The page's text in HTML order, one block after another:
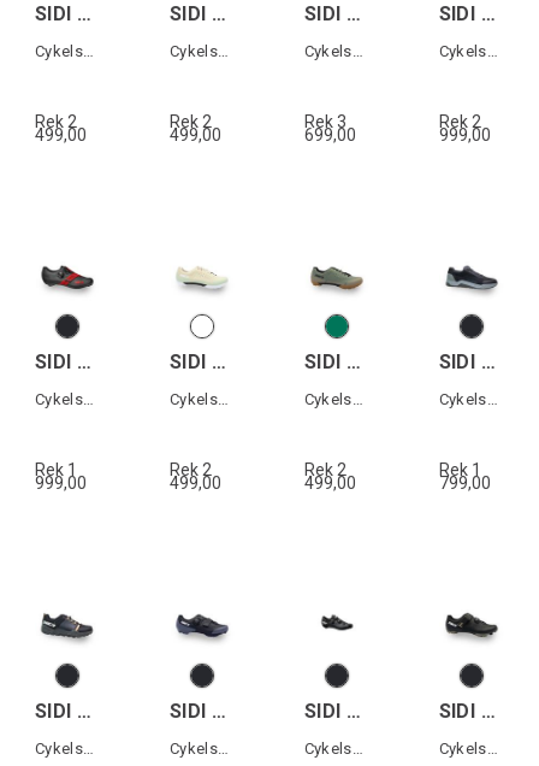
SIDI T-5 AIR WOMAN
Cykelsko Triathlon dam
Rek 2
499,00
SIDI T-5 AIR
Cykelsko Triathlon
Rek 2
499,00
SIDI PHYSIS
Rek 3
699,00
SIDI MTB EAGLE 10
Rek 2
999,00
SIDI PRIMA
Cykelsko landsväg
Rek 1
999,00
SIDI ASPER LACES
Cykelsko Grusväg
Rek 2
499,00
SIDI ASPER LACES
Cykelsko Grusväg
Rek 2
499,00
SIDI MOTUS
Cykelsko All terrain
Rek 1
799,00
SIDI ATOMUS
Cykelsko All terrain
SIDI SILVIS XC
Cykelsko MTB
SIDI GENIUS 10 MEGA SIDI PHYSIS